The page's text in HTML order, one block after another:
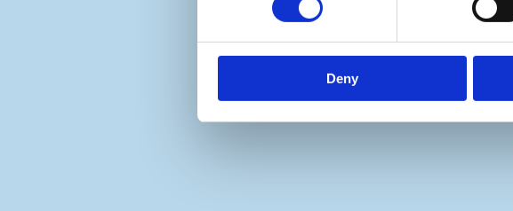
Deny